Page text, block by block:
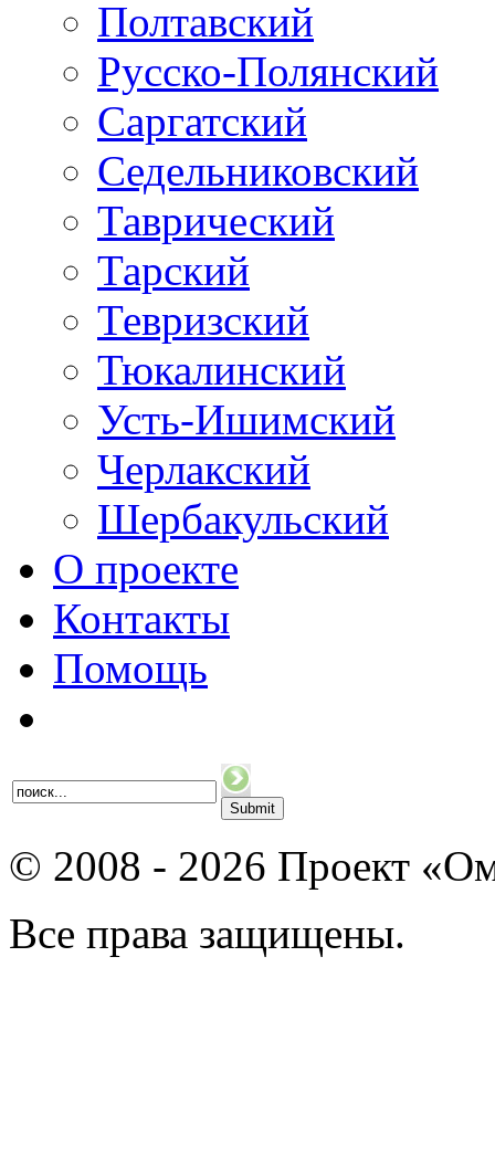
Полтавский
Русско-Полянский
Саргатский
Седельниковский
Таврический
Тарский
Тевризский
Тюкалинский
Усть-Ишимский
Черлакский
Шербакульский
О проекте
Контакты
Помощь
© 2008 - 2026 Проект
Все права защищены.